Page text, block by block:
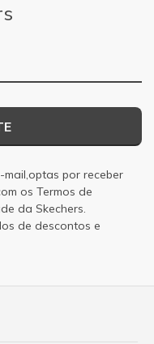
por receber
os Termos de
da Skechers.
de descontos e